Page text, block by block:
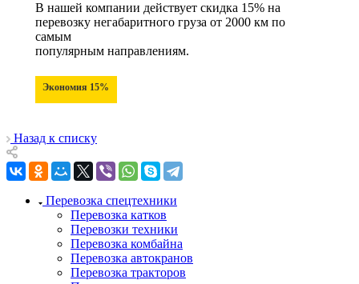
В нашей компании действует скидка 15% на
перевозку негабаритного груза от 2000 км по
самым
популярным направлениям.
Экономия 15%
Назад к списку
Перевозка спецтехники
Перевозка катков
Перевозки техники
Перевозка комбайна
Перевозка автокранов
Перевозка тракторов